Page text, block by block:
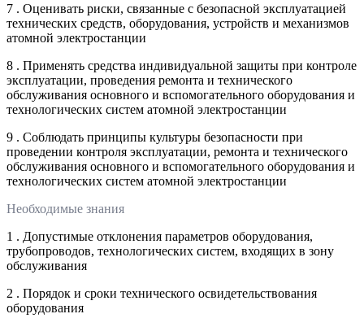
7 . Оценивать риски, связанные с безопасной эксплуатацией
технических средств, оборудования, устройств и механизмов
атомной электростанции
8 . Применять средства индивидуальной защиты при контроле
эксплуатации, проведения ремонта и технического
обслуживания основного и вспомогательного оборудования и
технологических систем атомной электростанции
9 . Соблюдать принципы культуры безопасности при
проведении контроля эксплуатации, ремонта и технического
обслуживания основного и вспомогательного оборудования и
технологических систем атомной электростанции
Необходимые знания
1 . Допустимые отклонения параметров оборудования,
трубопроводов, технологических систем, входящих в зону
обслуживания
2 . Порядок и сроки технического освидетельствования
оборудования